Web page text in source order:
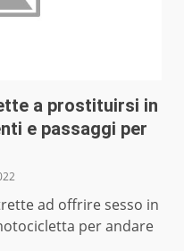
a prostituirsi in
e passaggi per
ad offrire sesso in
per andare